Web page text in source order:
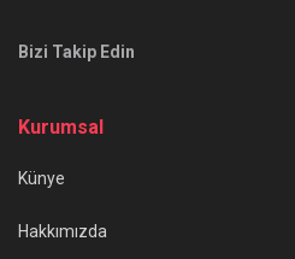
Bizi Takip Edin
Kurumsal
Künye
Hakkımızda